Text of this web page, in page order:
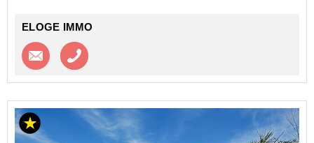
ELOGE IMMO
Contacter l'agence